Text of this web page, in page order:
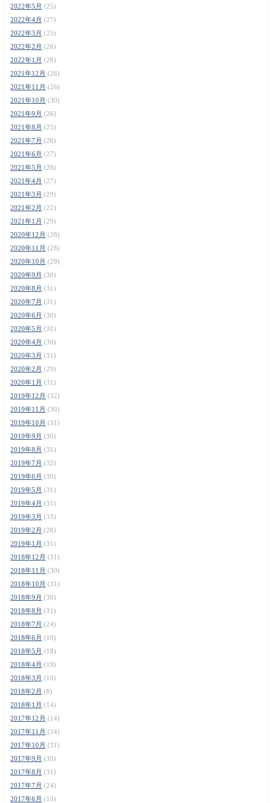
2022年5月 (25)
2022年4月 (27)
2022年3月 (25)
2022年2月 (26)
2022年1月 (28)
2021年12月 (26)
2021年11月 (26)
2021年10月 (30)
2021年9月 (26)
2021年8月 (25)
2021年7月 (26)
2021年6月 (27)
2021年5月 (28)
2021年4月 (27)
2021年3月 (29)
2021年2月 (22)
2021年1月 (29)
2020年12月 (28)
2020年11月 (28)
2020年10月 (29)
2020年9月 (30)
2020年8月 (31)
2020年7月 (31)
2020年6月 (30)
2020年5月 (31)
2020年4月 (30)
2020年3月 (31)
2020年2月 (29)
2020年1月 (31)
2019年12月 (32)
2019年11月 (30)
2019年10月 (31)
2019年9月 (30)
2019年8月 (31)
2019年7月 (32)
2019年6月 (30)
2019年5月 (31)
2019年4月 (31)
2019年3月 (33)
2019年2月 (28)
2019年1月 (31)
2018年12月 (31)
2018年11月 (30)
2018年10月 (31)
2018年9月 (30)
2018年8月 (31)
2018年7月 (24)
2018年6月 (10)
2018年5月 (18)
2018年4月 (19)
2018年3月 (10)
2018年2月 (8)
2018年1月 (14)
2017年12月 (14)
2017年11月 (24)
2017年10月 (31)
2017年9月 (30)
2017年8月 (31)
2017年7月 (24)
2017年6月 (10)